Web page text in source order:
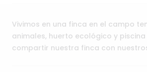
Vivimos en una finca en el campo
animales, huerto ecológico y
compartir nuestra finca con